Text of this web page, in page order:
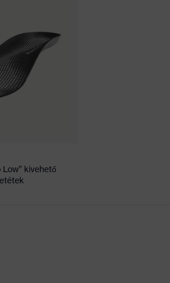
Low” kivehető